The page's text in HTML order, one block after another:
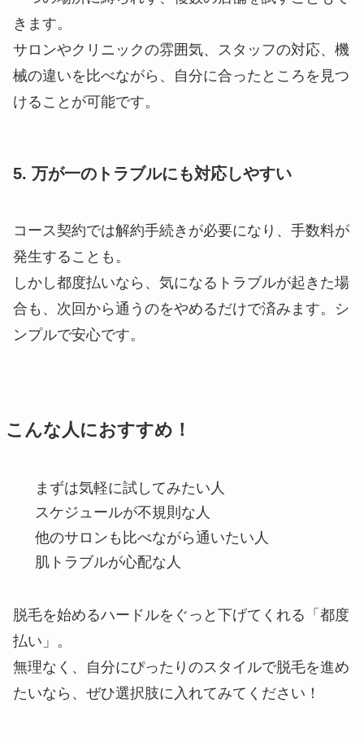
きます。
サロンやクリニックの雰囲気、スタッフの対応、機
械の違いを比べながら、自分に合ったところを見つ
けることが可能です。
5. 万が一のトラブルにも対応しやすい
コース契約では解約手続きが必要になり、手数料が
発生することも。
しかし都度払いなら、気になるトラブルが起きた場
合も、次回から通うのをやめるだけで済みます。シ
ンプルで安心です。
こんな人におすすめ！
まずは気軽に試してみたい人
スケジュールが不規則な人
他のサロンも比べながら通いたい人
肌トラブルが心配な人
脱毛を始めるハードルをぐっと下げてくれる「都度
払い」。
無理なく、自分にぴったりのスタイルで脱毛を進め
たいなら、ぜひ選択肢に入れてみてください！